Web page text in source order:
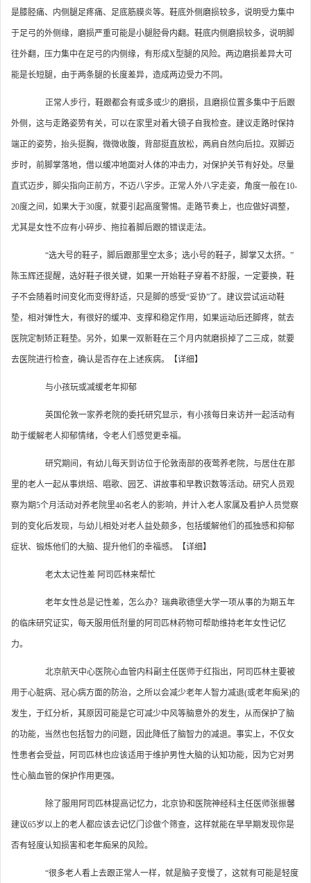
是膝胫痛、内侧腿足疼痛、足底筋膜炎等。鞋底外侧磨损较多，说明受力集中
于足弓的外侧缘，磨损严重可能是小腿胫骨内翻。鞋底内侧磨损较多，说明脚
往外翻，压力集中在足弓的内侧缘，有形成X型腿的风险。两边磨损差异大可
能是长短腿，由于两条腿的长度差异，造成两边受力不同。
正常人步行，鞋跟都会有或多或少的磨损，且磨损位置多集中于后跟
外侧，这与走路姿势有关，可以在家里对着大镜子自我检查。建议走路时保持
端正的姿势，抬头挺胸，微微收腹，背部挺直放松，两肩自然向后拉。双脚迈
步时，前脚掌落地，借以缓冲地面对人体的冲击力，对保护关节有好处。尽量
直式迈步，脚尖指向正前方，不迈八字步。正常人外八字走姿，角度一般在10-
20度之间，如果大于30度，就要引起高度警惕。走路节奏上，也应做好调整，
尤其是女性不应有小碎步、拖拉着脚后跟的错误走法。
“选大号的鞋子，脚后跟那里空太多；选小号的鞋子，脚掌又太挤。”
陈玉辉还提醒，选好鞋子很关键，如果一开始鞋子穿着不舒服，一定要换，鞋
子不会随着时间变化而变得舒适，只是脚的感受“妥协”了。建议尝试运动鞋
垫，相对弹性大，有很好的缓冲、支撑和稳定作用，如果运动后还脚疼，就去
医院定制矫正鞋垫。另外，如果一双新鞋在三个月内就磨损掉了二三成，就要
去医院进行检查，确认是否存在上述疾病。【详细】
与小孩玩或减缓老年抑郁
英国伦敦一家养老院的委托研究显示，有小孩每日来访并一起活动有
助于缓解老人抑郁情绪，令老人们感觉更幸福。
研究期间，有幼儿每天到访位于伦敦南部的夜莺养老院，与居住在那
里的老人一起从事烘焙、唱歌、园艺、讲故事和早教识数等活动。研究人员观
察为期5个月活动对养老院里40名老人的影响，并计入老人家属及看护人员觉察
到的变化后发现，与幼儿相处对老人益处颇多，包括缓解他们的孤独感和抑郁
症状、锻炼他们的大脑、提升他们的幸福感。【详细】
老太太记性差 阿司匹林来帮忙
老年女性总是记性差，怎么办？瑞典歌德堡大学一项从事的为期五年
的临床研究证实，每天服用低剂量的阿司匹林药物可帮助维持老年女性记忆
力。
北京航天中心医院心血管内科副主任医师于红指出，阿司匹林主要被
用于心脏病、冠心病方面的防治，之所以会减少老年人智力减退(或老年痴呆)的
发生，于红分析，其原因可能是它可减少中风等脑意外的发生，从而保护了脑
的功能，当然也包括智力的问题，因此降低了脑智力的减退。事实上，不仅女
性患者会受益，阿司匹林也应该适用于维护男性大脑的认知功能，因为它对男
性心脑血管的保护作用更强。
除了服用阿司匹林提高记忆力，北京协和医院神经科主任医师张振馨
建议65岁以上的老人都应该去记忆门诊做个筛查，这样就能在早早期发现你是
否有轻度认知损害和老年痴呆的风险。
“很多老人看上去跟正常人一样，就是脑子变慢了，这就有可能是轻度